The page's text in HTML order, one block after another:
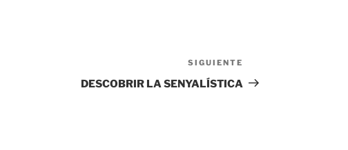
entrada
SIGUIENTE
DESCOBRIR LA SENYALÍSTICA